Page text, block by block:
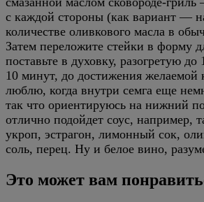
с каждой стороны (как вариант —
количестве оливкового масла в
Затем переложите стейки в форму
поставьте в духовку, разогретую до
10 минут, до достижения желаемой
люблю, когда внутри семга еще
так что ориентируюсь на нижний
отлично подойдет соус, например,
укроп, эстрагон, лимонный сок,
соль, перец. Ну и белое вино,
Это может вам